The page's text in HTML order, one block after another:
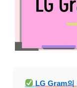
LG Gram의